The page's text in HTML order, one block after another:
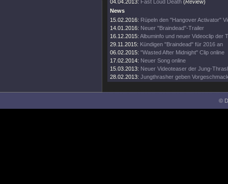
04.04.2013: Fast Loud Death (Review)
News
15.02.2016: Rüpeln den "Hangover Activator"
14.01.2016: Neuer "Braindead"-Trailer
16.12.2015: Albuminfo und neuer Videoclip der
29.11.2015: Kündigen "Braindead" für 2016 an
06.02.2015: "Wasted After Midnight" Clip online
17.02.2014: Neuer Song online
15.03.2013: Neuer Videoteaser der Jung-
28.02.2013: Jungthrasher geben
©